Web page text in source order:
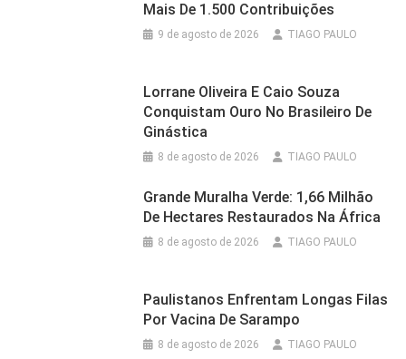
Mais De 1.500 Contribuições
9 de agosto de 2026 TIAGO PAULO
Lorrane Oliveira E Caio Souza
Conquistam Ouro No Brasileiro De
Ginástica
8 de agosto de 2026 TIAGO PAULO
Grande Muralha Verde: 1,66 Milhão
De Hectares Restaurados Na África
8 de agosto de 2026 TIAGO PAULO
Paulistanos Enfrentam Longas Filas
Por Vacina De Sarampo
8 de agosto de 2026 TIAGO PAULO